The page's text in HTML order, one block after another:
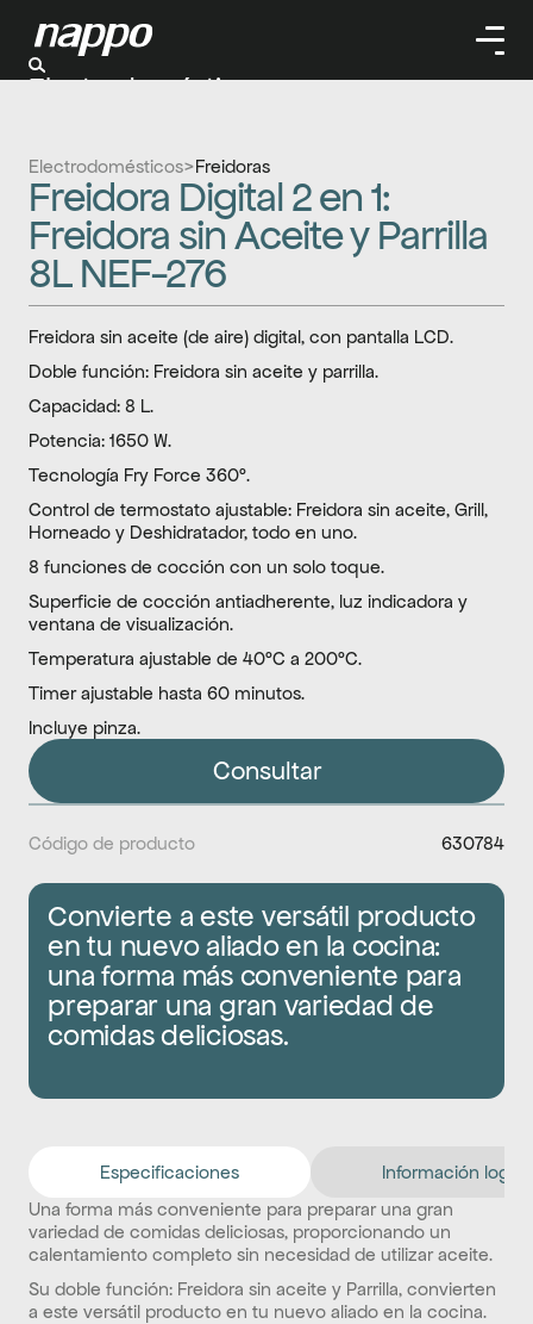
Electrodomésticos>Freidoras
Freidora Digital 2 en 1:
Freidora sin Aceite y Parrilla
8L NEF-276
Freidora sin aceite (de aire) digital, con pantalla LCD.
Doble función: Freidora sin aceite y parrilla.
Capacidad: 8 L.
Potencia: 1650 W.
Tecnología Fry Force 360°.
Control de termostato ajustable: Freidora sin aceite, Grill,
Horneado y Deshidratador, todo en uno.
8 funciones de cocción con un solo toque.
Superficie de cocción antiadherente, luz indicadora y
ventana de visualización.
Temperatura ajustable de 40°C a 200°C.
Timer ajustable hasta 60 minutos.
Incluye pinza.
Consultar
Código de producto 630784
Convierte a este versátil producto
en tu nuevo aliado en la cocina:
una forma más conveniente para
preparar una gran variedad de
comidas deliciosas.
Especificaciones
Información
Una forma más conveniente para preparar una gran
variedad de comidas deliciosas, proporcionando un
calentamiento completo sin necesidad de utilizar aceite.
Su doble función: Freidora sin aceite y Parrilla, convierten
a este versátil producto en tu nuevo aliado en la cocina.
Electrodomésticos
Limpieza
Herramientas
Climatizaación